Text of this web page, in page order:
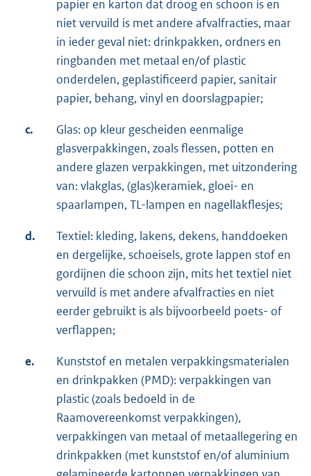
papier en karton dat droog en schoon is en
niet vervuild is met andere afvalfracties, maar
in ieder geval niet: drinkpakken, ordners en
ringbanden met metaal en/of plastic
onderdelen, geplastificeerd papier, sanitair
papier, behang, vinyl en doorslagpapier;
c.
Glas: op kleur gescheiden eenmalige
glasverpakkingen, zoals flessen, potten en
andere glazen verpakkingen, met uitzondering
van: vlakglas, (glas)keramiek, gloei- en
spaarlampen, TL-lampen en nagellakflesjes;
d.
Textiel: kleding, lakens, dekens, handdoeken
en dergelijke, schoeisels, grote lappen stof en
gordijnen die schoon zijn, mits het textiel niet
vervuild is met andere afvalfracties en niet
eerder gebruikt is als bijvoorbeeld poets- of
verflappen;
e.
Kunststof en metalen verpakkingsmaterialen
en drinkpakken (PMD): verpakkingen van
plastic (zoals bedoeld in de
Raamovereenkomst verpakkingen),
verpakkingen van metaal of metaallegering en
drinkpakken (met kunststof en/of aluminium